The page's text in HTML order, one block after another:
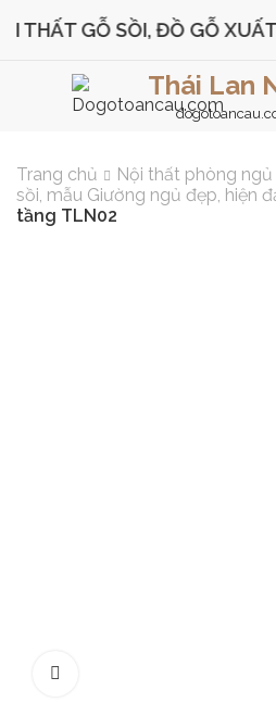
GỖ SỒI, ĐỒ GỖ XUẤT
Thái Lan
Trang chủ Nội thất phòng ngủ
sồi, mẫu Giường ngủ đẹp, hiện
tầng TLN02